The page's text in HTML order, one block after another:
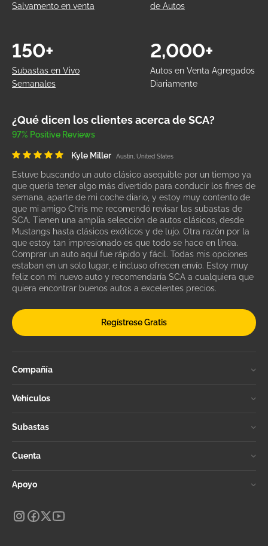
Salvamento en venta
de Autos
Subastas en Vivo
Semanales
150+
Autos en Venta Agregados
Diariamente
2,000+
¿Qué dicen los clientes acerca de SCA?
97% Positive Reviews
Kyle Miller Austin, United States
Estuve buscando un auto clásico asequible por un tiempo ya
que quería tener algo más divertido para conducir los fines de
semana, aparte de mi coche diario, y estoy muy contento de
que mi amigo Chris me recomendó revisar las subastas de
SCA. Tienen una amplia selección de autos clásicos, desde
Mustangs hasta clásicos exóticos y de lujo. Otra razón por la
que estoy tan impresionado es que todo se hace en línea.
Comprar un auto aquí fue rápido y fácil. Todas mis opciones
estaban en un solo lugar, e incluso ofrecen envío. Estoy muy
feliz con mi nuevo auto y recomendaría SCA a cualquiera que
quiera encontrar buenos autos a excelentes precios.
Regístrese Gratis
Compañía
Vehículos
Subastas
Cuenta
Apoyo